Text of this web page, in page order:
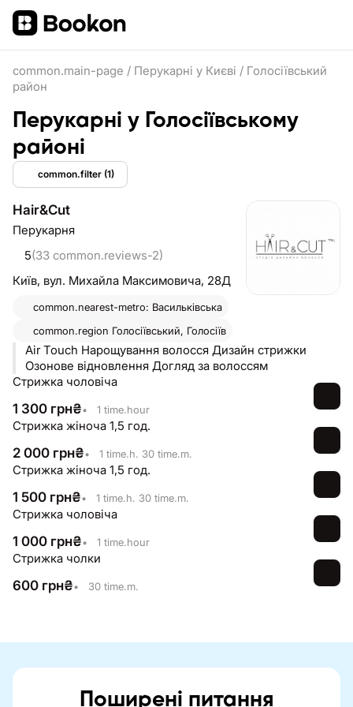
common.main-page / Перукарні у Києві / Голосіївський
район
Перукарні у Голосіївському
районі
common.filter (1)
Hair&Cut
Перукарня
5(33 common.reviews-2)
Київ, вул. Михайла Максимовича, 28Д
common.nearest-metro: Васильківська
common.region Голосіївський, Голосіїв
Air Touch Нарощування волосся Дизайн стрижки
Озонове відновлення Догляд за волоссям
Стрижка чоловіча
1 300 грн₴• 1 time.hour
Стрижка жіноча 1,5 год.
2 000 грн₴• 1 time.h. 30 time.m.
Стрижка жіноча 1,5 год.
1 500 грн₴• 1 time.h. 30 time.m.
Стрижка чоловіча
1 000 грн₴• 1 time.hour
Стрижка чолки
600 грн₴• 30 time.m.
Поширені питання